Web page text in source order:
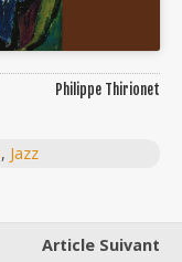
Philippe Thirionet
, Jazz
Article Suivant